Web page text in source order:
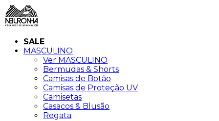
SALE
MASCULINO
Ver MASCULINO
Bermudas & Shorts
Camisas de Botão
Camisas de Proteção UV
Camisetas
Casacos & Blusão
Regata